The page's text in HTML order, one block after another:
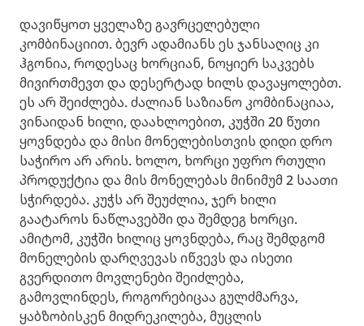
დავიწყოთ ყველაზე გავრცელებული
კომბინაციით. ბევრ ადამიანს ეს ჯანსაღიც კი
ჰგონია, როდესაც ხორციან, ნოყიერ საკვებს
მივირთმევთ და დესერტად ხილს დავაყოლებთ.
ეს არ შეიძლება. ძალიან საზიანო კომბინაციაა,
ვინაიდან ხილი, დაახლოებით, კუჭში 20 წუთი
ყოვნდება და მისი მონელებისთვის დიდი დრო
საჭირო არ არის. ხოლო, ხორცი უფრო რთული
პროდუქტია და მის მონელებას მინიმუმ 2 საათი
სჭირდება. კუჭს არ შეუძლია, ჯერ ხილი
გაატაროს ნაწლავებში და შემდეგ ხორცი.
ამიტომ, კუჭში ხილიც ყოვნდება, რაც შემდგომ
მონელების დარღვევას იწვევს და ისეთი
გვერდითო მოვლენები შეიძლება,
გამოვლინდეს, როგორებიცაა გულძმარვა,
ყაბზობისკენ მიდრეკილება, მუცლის